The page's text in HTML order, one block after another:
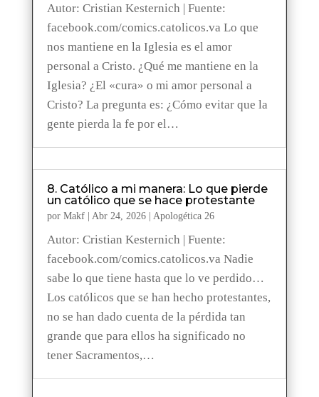
Autor: Cristian Kesternich | Fuente:
facebook.com/comics.catolicos.va Lo que
nos mantiene en la Iglesia es el amor
personal a Cristo. ¿Qué me mantiene en la
Iglesia? ¿El «cura» o mi amor personal a
Cristo? La pregunta es: ¿Cómo evitar que la
gente pierda la fe por el…
8. Católico a mi manera: Lo que pierde
un católico que se hace protestante
por Makf| Abr 24, 2026| Apologética 26
Autor: Cristian Kesternich | Fuente:
facebook.com/comics.catolicos.va Nadie
sabe lo que tiene hasta que lo ve perdido…
Los católicos que se han hecho protestantes,
no se han dado cuenta de la pérdida tan
grande que para ellos ha significado no
tener Sacramentos,…